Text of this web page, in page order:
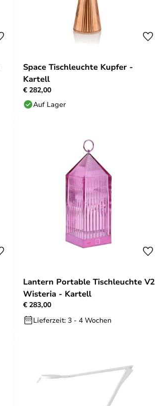
Space Tischleuchte Kupfer -
Kartell
€ 282,00
Auf Lager
Lantern Portable Tischleuchte V2
Wisteria - Kartell
€ 283,00
Lieferzeit: 3 - 4 Wochen